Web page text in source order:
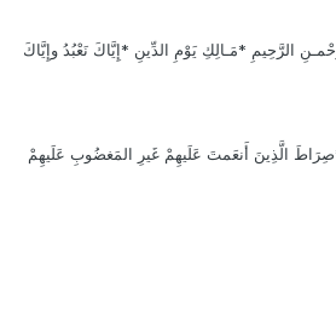
الرَّحِيمِ *مَـالِكِ يَوْمِ الدِّينِ *إِيَّاكَ نَعْبُدُ وإِيَّاكَ
الَّذِينَ أَنعَمتَ عَلَيهِمْ غَيرِ المَغضُوبِ عَلَيهِمْ